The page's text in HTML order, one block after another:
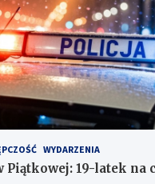
WYDARZENIA
Piątkowej: 19-latek na